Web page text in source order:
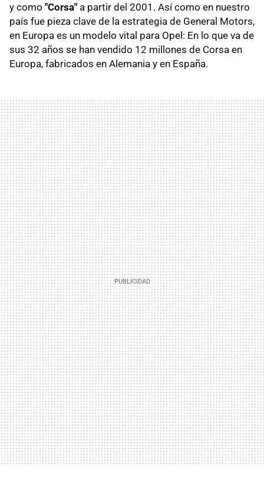
y como "Corsa" a partir del 2001. Así como en nuestro
país fue pieza clave de la estrategia de General Motors,
en Europa es un modelo vital para Opel: En lo que va de
sus 32 años se han vendido 12 millones de Corsa en
Europa, fabricados en Alemania y en España.